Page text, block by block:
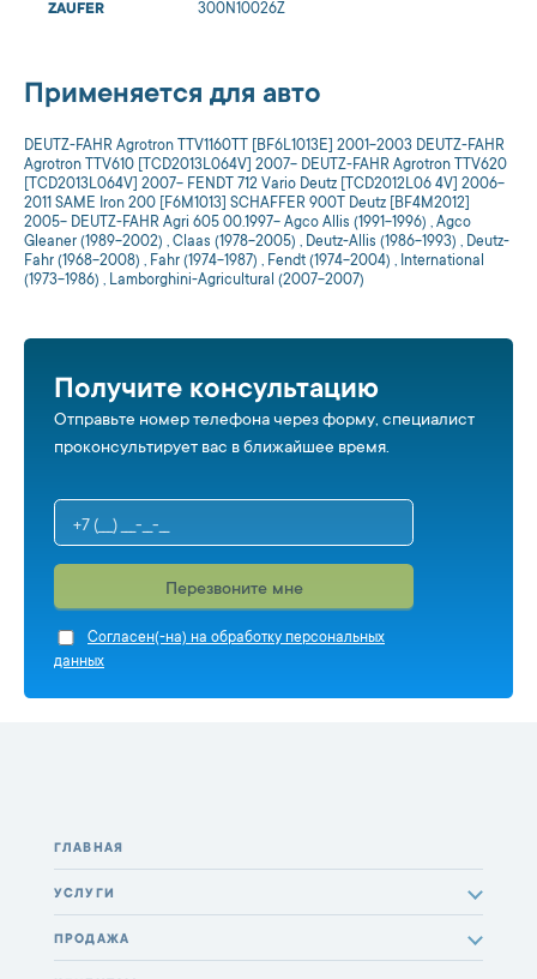
ZAUFER 300N10026Z
Применяется для авто
DEUTZ-FAHR Agrotron TTV1160TT [BF6L1013E] 2001-2003 DEUTZ-FAHR
Agrotron TTV610 [TCD2013L064V] 2007- DEUTZ-FAHR Agrotron TTV620
[TCD2013L064V] 2007- FENDT 712 Vario Deutz [TCD2012L06 4V] 2006-
2011 SAME Iron 200 [F6M1013] SCHAFFER 900T Deutz [BF4M2012]
2005- DEUTZ-FAHR Agri 605 00.1997- Agco Allis (1991-1996) , Agco
Gleaner (1989-2002) , Claas (1978-2005) , Deutz-Allis (1986-1993) , Deutz-
Fahr (1968-2008) , Fahr (1974-1987) , Fendt (1974-2004) , International
(1973-1986) , Lamborghini-Agricultural (2007-2007)
Получите консультацию
Отправьте номер телефона через форму, специалист
проконсультирует вас в ближайшее время.
Перезвоните мне
Cогласен(-на) на обработку персональных
данных
ГЛАВНАЯ
УСЛУГИ
ПРОДАЖА